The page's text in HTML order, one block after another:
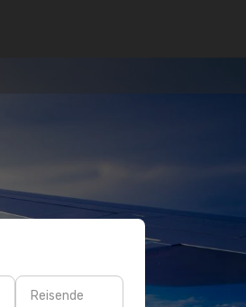
Reisende